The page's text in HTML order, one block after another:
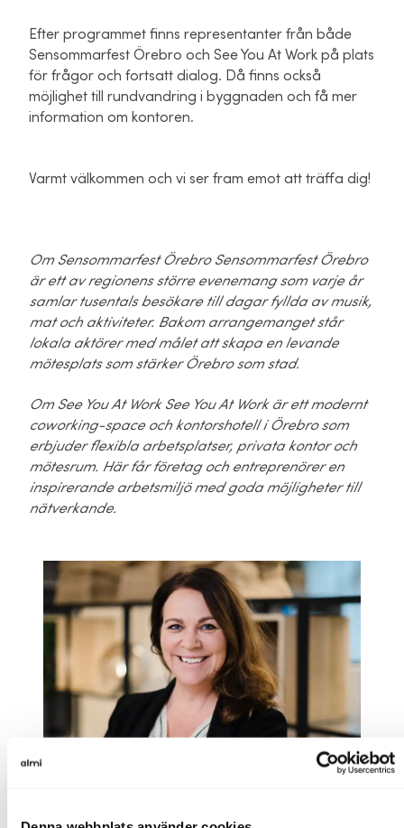
Efter programmet finns representanter från både
Sensommarfest Örebro och See You At Work på plats
för frågor och fortsatt dialog. Då finns också
möjlighet till rundvandring i byggnaden och få mer
information om kontoren.
Varmt välkommen och vi ser fram emot att träffa dig!
Om Sensommarfest Örebro Sensommarfest Örebro
är ett av regionens större evenemang som varje år
samlar tusentals besökare till dagar fyllda av musik,
mat och aktiviteter. Bakom arrangemanget står
lokala aktörer med målet att skapa en levande
mötesplats som stärker Örebro som stad.
Om See You At Work See You At Work är ett modernt
coworking-space och kontorshotell i Örebro som
erbjuder flexibla arbetsplatser, privata kontor och
mötesrum. Här får företag och entreprenörer en
inspirerande arbetsmiljö med goda möjligheter till
nätverkande.